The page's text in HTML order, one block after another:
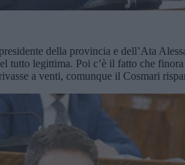
della provincia e dell’Ata
tutto legittima. Poi c’è il fatto che
a venti, comunque il Cosmari